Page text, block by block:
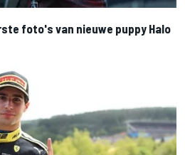
foto's van nieuwe puppy Halo